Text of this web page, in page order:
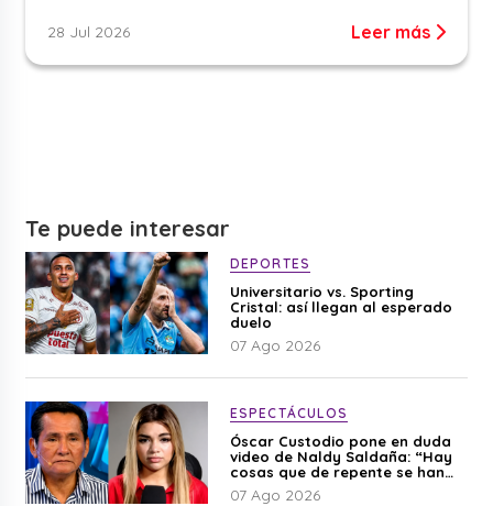
28 Jul 2026 Leer más
Te puede interesar
DEPORTES
Universitario vs. Sporting
Cristal: así llegan al esperado
duelo
07 Ago 2026
ESPECTÁCULOS
Óscar Custodio pone en duda
video de Naldy Saldaña: “Hay
cosas que de repente se han
editado”
07 Ago 2026